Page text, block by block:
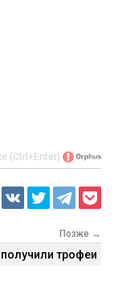
(Ctrl+Enter)
Позже →
трофеи